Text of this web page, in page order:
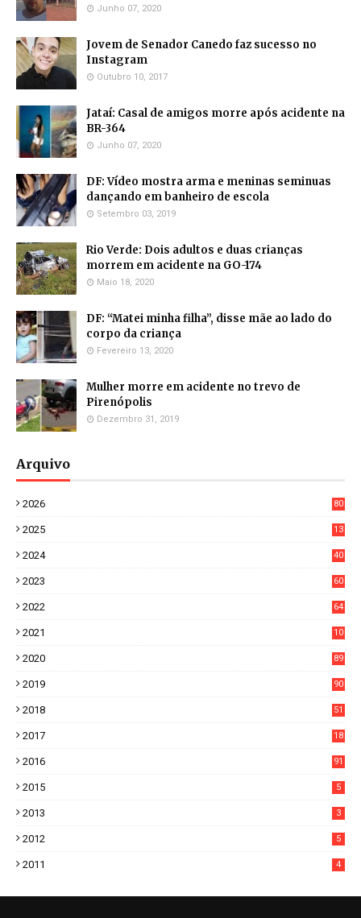
Junho 07, 2020
Jovem de Senador Canedo faz sucesso no
Instagram
Outubro 10, 2017
Jataí: Casal de amigos morre após acidente na
BR-364
Junho 07, 2020
DF: Vídeo mostra arma e meninas seminuas
dançando em banheiro de escola
Setembro 03, 2019
Rio Verde: Dois adultos e duas crianças
morrem em acidente na GO-174
Maio 18, 2020
DF: “Matei minha filha”, disse mãe ao lado do
corpo da criança
Fevereiro 13, 2020
Mulher morre em acidente no trevo de
Pirenópolis
Dezembro 31, 2019
Arquivo
2026
80
2025
13
2024
40
2023
60
2022
64
2021
10
2020
89
2019
90
2018
51
2017
18
2016 91
2015 5
2013 3
2012 5
2011 4